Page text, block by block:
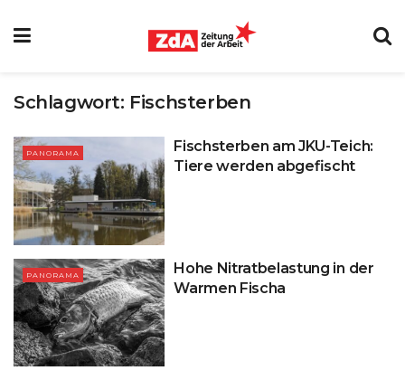
Schlagwort: Fischsterben
PANORAMA
Fischsterben am JKU-Teich:
Tiere werden abgefischt
PANORAMA
Hohe Nitratbelastung in der
Warmen Fischa